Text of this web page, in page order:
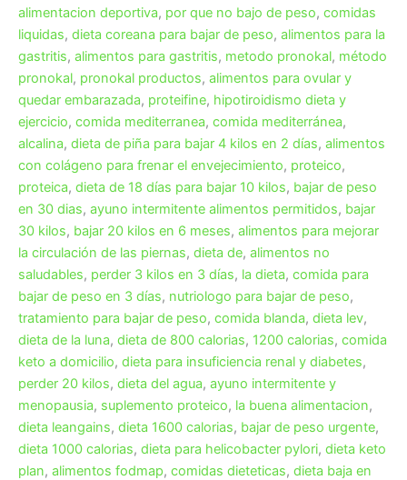
alimentacion deportiva, por que no bajo de peso, comidas
liquidas, dieta coreana para bajar de peso, alimentos para la
gastritis, alimentos para gastritis, metodo pronokal, método
pronokal, pronokal productos, alimentos para ovular y
quedar embarazada, proteifine, hipotiroidismo dieta y
ejercicio, comida mediterranea, comida mediterránea,
alcalina, dieta de piña para bajar 4 kilos en 2 días, alimentos
con colágeno para frenar el envejecimiento, proteico,
proteica, dieta de 18 días para bajar 10 kilos, bajar de peso
en 30 dias, ayuno intermitente alimentos permitidos, bajar
30 kilos, bajar 20 kilos en 6 meses, alimentos para mejorar
la circulación de las piernas, dieta de, alimentos no
saludables, perder 3 kilos en 3 días, la dieta, comida para
bajar de peso en 3 días, nutriologo para bajar de peso,
tratamiento para bajar de peso, comida blanda, dieta lev,
dieta de la luna, dieta de 800 calorias, 1200 calorias, comida
keto a domicilio, dieta para insuficiencia renal y diabetes,
perder 20 kilos, dieta del agua, ayuno intermitente y
menopausia, suplemento proteico, la buena alimentacion,
dieta leangains, dieta 1600 calorias, bajar de peso urgente,
dieta 1000 calorias, dieta para helicobacter pylori, dieta keto
plan, alimentos fodmap, comidas dieteticas, dieta baja en